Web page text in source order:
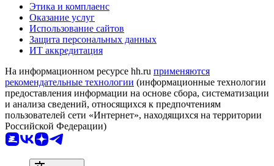
Этика и комплаенс
Оказание услуг
Использование сайтов
Защита персональных данных
ИТ аккредитация
На информационном ресурсе hh.ru применяются
рекомендательные технологии (информационные технологии
предоставления информации на основе сбора, систематизации
и анализа сведений, относящихся к предпочтениям
пользователей сети «Интернет», находящихся на территории
Российской Федерации)